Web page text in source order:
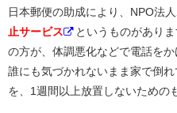
日本郵便の助成により、NPO法
止サービス
というものがあり
の方が、体調悪化などで電話を
誰にも気づかれないまま家で倒
を、1週間以上放置しないための